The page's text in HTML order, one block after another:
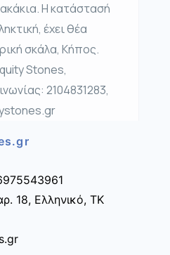
Η κατάστασή
έχει θέα
σκάλα, Κήπος.
Stones,
2104831283,
18, Ελληνικό, ΤΚ